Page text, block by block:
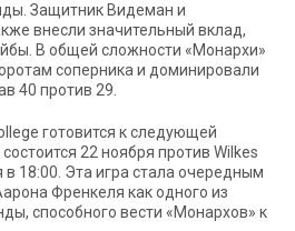
Защитник Видеман и
внесли значительный вклад,
В общей сложности «Монархи»
соперника и доминировали
40 против 29.
готовится к следующей
22 ноября против Wilkes
в 18:00. Эта игра стала очередным
Френкеля как одного из
способного вести «Монархов» к